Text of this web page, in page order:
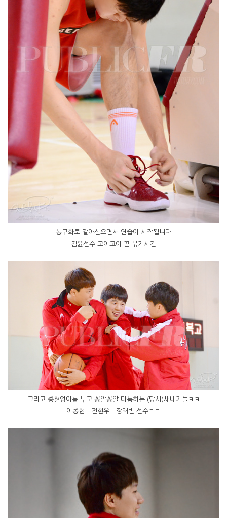
농구화로 갈아신으면서 연습이 시작됩니다
김윤선수 고이고이 끈 묶기시간
그리고 종현엉아를 두고 꽁알꽁알 다툼하는 (당시)새내기들ㅋㅋ
이종현 - 전현우 - 장태빈 선수ㅋㅋ